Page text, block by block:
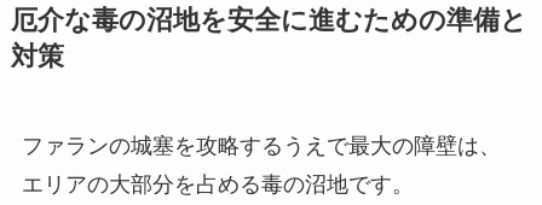
厄介な毒の沼地を安全に進むための準備と
対策
ファランの城塞を攻略するうえで最大の障壁は、
エリアの大部分を占める毒の沼地です。